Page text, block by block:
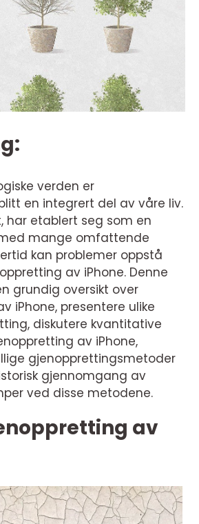
verden er
en integrert del av våre liv.
har etablert seg som en
mange omfattende
kan problemer oppstå
av iPhone. Denne
grundig oversikt over
iPhone, presentere ulike
diskutere kvantitative
av iPhone,
gjenopprettingsmetoder
gjennomgang av
ved disse metodene.
av